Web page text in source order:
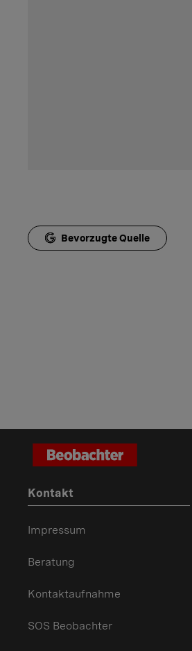
Bevorzugte Quelle
Kontakt
Impressum
Beratung
Kontaktaufnahme
SOS Beobachter